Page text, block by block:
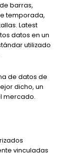
barras,
temporada,
Latest
datos en un
utilizado
de datos de
dicho, un
mercado.
vinculadas